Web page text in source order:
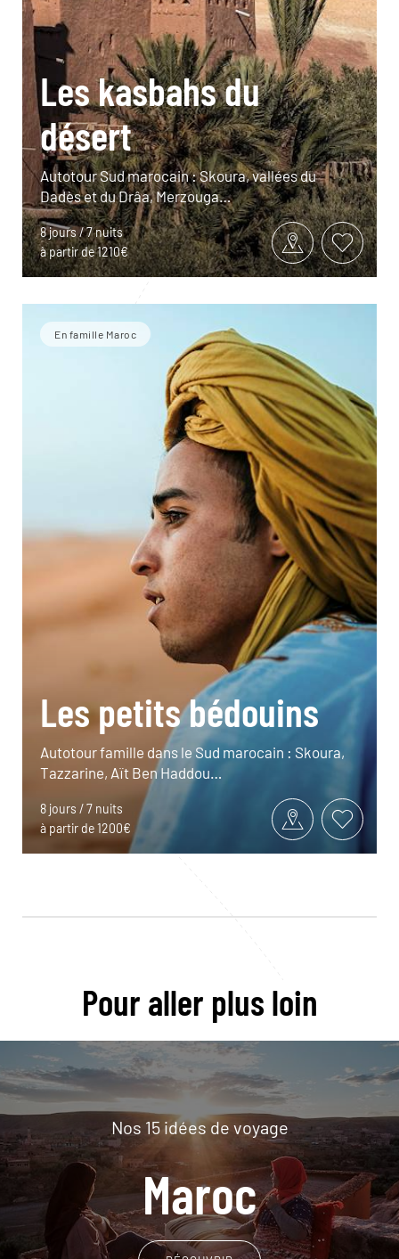
Les kasbahs du
désert
Autotour Sud marocain : Skoura, vallées du
Dadès et du Drâa, Merzouga…
8 jours / 7 nuits
à partir de 1210€
En famille Maroc
Les petits bédouins
Autotour famille dans le Sud marocain : Skoura,
Tazzarine, Aït Ben Haddou…
8 jours / 7 nuits
à partir de 1200€
Pour aller plus loin
Nos 15 idées de voyage
Maroc